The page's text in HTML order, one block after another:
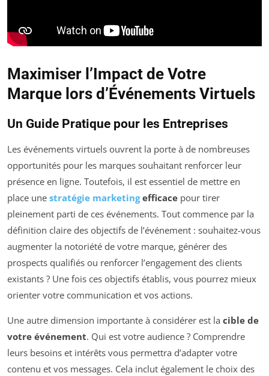
Maximiser l’Impact de Votre
Marque lors d’Événements Virtuels
Un Guide Pratique pour les Entreprises
Les événements virtuels ouvrent la porte à de nombreuses
opportunités pour les marques souhaitant renforcer leur
présence en ligne. Toutefois, il est essentiel de mettre en
place une stratégie marketingefficace pour tirer
pleinement parti de ces événements. Tout commence par la
définition claire des objectifs de l’événement : souhaitez-vous
augmenter la notoriété de votre marque, générer des
prospects qualifiés ou renforcer l’engagement des clients
existants ? Une fois ces objectifs établis, vous pourrez mieux
orienter votre communication et vos actions.
Une autre dimension importante à considérer est la cible de
votre événement. Qui est votre audience ? Comprendre
leurs besoins et intérêts vous permettra d’adapter votre
contenu et vos messages. Cela inclut également le choix des